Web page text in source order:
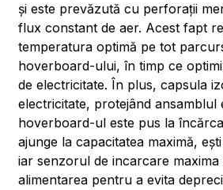
și este prevăzută cu perforații
flux constant de aer. Acest fapt
temperatura optimă pe tot
hoverboard-ului, în timp ce
de electricitate. În plus, capsula
electricitate, protejând ansamblul
hoverboard-ul este pus la
ajunge la capacitatea maximă,
iar senzorul de incarcare
alimentarea pentru a evita